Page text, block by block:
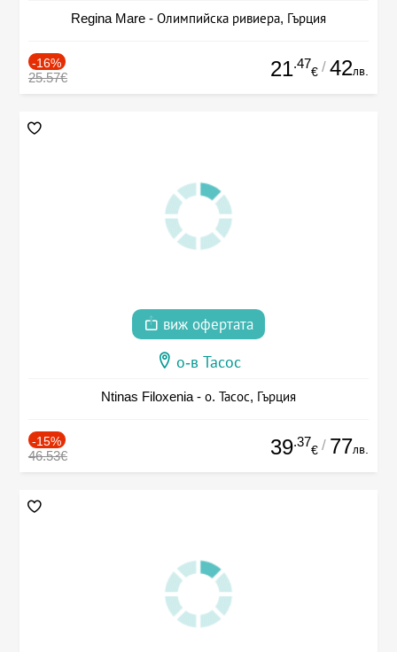
Regina Mare - Олимпийска ривиера, Гърция
-16%
25.57€ 21.47
€ / 42лв.
виж офертата
о-в Тасос
Ntinas Filoxenia - о. Тасос, Гърция
-15%
46.53€ 39.37
€ / 77лв.